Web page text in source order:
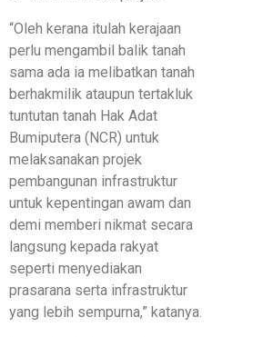
“Oleh kerana itulah kerajaan
perlu mengambil balik tanah
sama ada ia melibatkan tanah
berhakmilik ataupun tertakluk
tuntutan tanah Hak Adat
Bumiputera (NCR) untuk
melaksanakan projek
pembangunan infrastruktur
untuk kepentingan awam dan
demi memberi nikmat secara
langsung kepada rakyat
seperti menyediakan
prasarana serta infrastruktur
yang lebih sempurna,” katanya.